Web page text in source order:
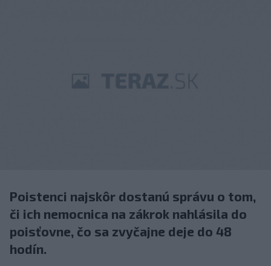
Poistenci najskôr dostanú správu o tom,
či ich nemocnica na zákrok nahlásila do
poisťovne, čo sa zvyčajne deje do 48
hodín.